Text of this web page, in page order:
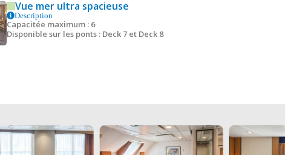
Vue mer ultra spacieuse
Description
Capacitée maximum : 6
Disponible sur les ponts : Deck 7 et Deck 8